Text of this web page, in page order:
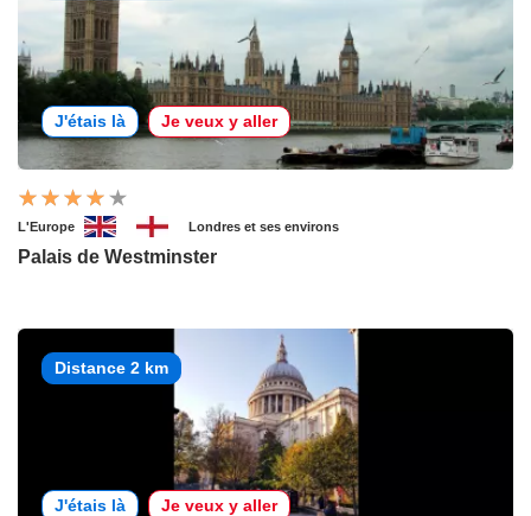
J'étais là Je veux y aller
L'Europe Londres et ses environs
Palais de Westminster
Distance 2 km
J'étais là Je veux y aller